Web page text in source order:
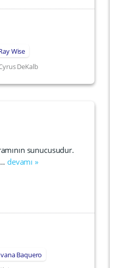
Wise
DeKalb
sunucusudur.
devamı »
Baquero